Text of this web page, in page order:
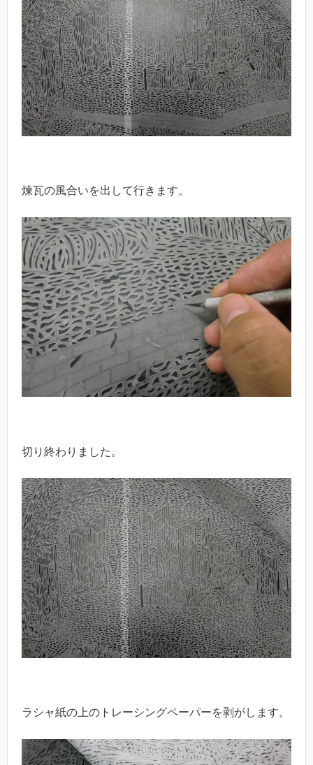
煉瓦の風合いを出して行きます。
切り終わりました。
ラシャ紙の上のトレーシングペーパーを剥がします。